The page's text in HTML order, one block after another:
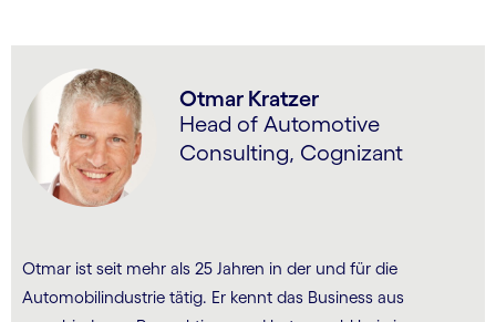
Otmar Kratzer
Head of Automotive
Consulting, Cognizant
Otmar ist seit mehr als 25 Jahren in der und für die
Automobilindustrie tätig. Er kennt das Business aus